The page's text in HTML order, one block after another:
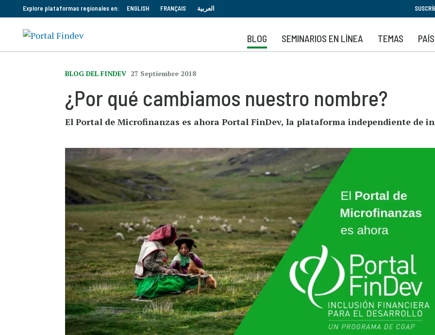
al
contenido
principal
Explore plataformas regionales en: ENGLISH FRANÇAIS العربية
BLOG SEMINARIOS EN LÍNEA TEMAS
BLOG DEL FINDEV 27 Septiembre 2018
¿Por qué cambiamos nuestro nombre?
El Portal de Microfinanzas es ahora Portal FinDev, la plataforma independiente de